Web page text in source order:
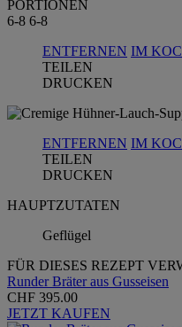
PORTIONEN
6-8 6-8
ENTFERNEN IM
TEILEN
DRUCKEN
ENTFERNEN IM
TEILEN
DRUCKEN
HAUPTZUTATEN
Geflügel
FÜR DIESES REZEPT
Runder Bräter aus Gusseisen
CHF 395.00
JETZT KAUFEN